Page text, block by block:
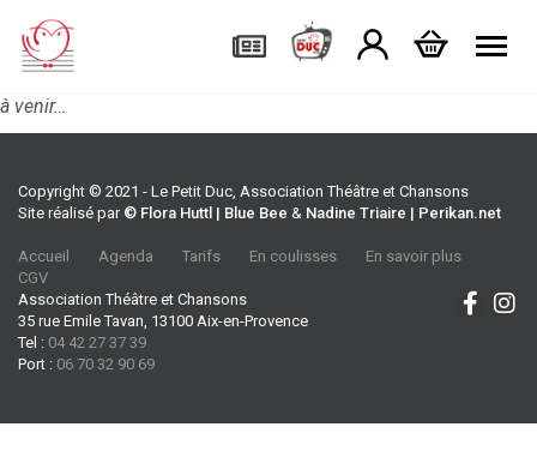
à venir…
Copyright © 2021 - Le Petit Duc, Association Théâtre et Chansons
Site réalisé par © Flora Huttl | Blue Bee & Nadine Triaire | Perikan.net
Accueil Agenda Tarifs En coulisses
En savoir plus
CGV
Association Théâtre et Chansons
35 rue Emile Tavan, 13100 Aix-en-Provence
Tel : 04 42 27 37 39
Port : 06 70 32 90 69